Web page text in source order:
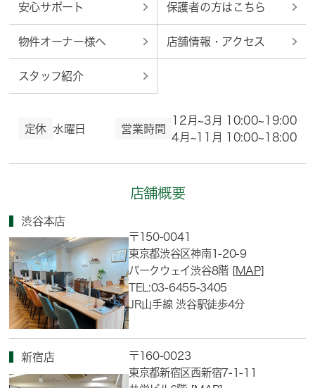
安心サポート 保護者の方はこちら
物件オーナー様へ 店舗情報・アクセス
スタッフ紹介
定休 水曜日 営業時間
12月~3月 10:00~19:00
4月~11月 10:00~18:00
店舗概要
渋谷本店
〒150-0041
東京都渋谷区神南1-20-9
パークウェイ渋谷8階 [MAP]
TEL:03-6455-3405
JR山手線 渋谷駅徒歩4分
新宿店
〒160-0023
東京都新宿区西新宿7-1-11